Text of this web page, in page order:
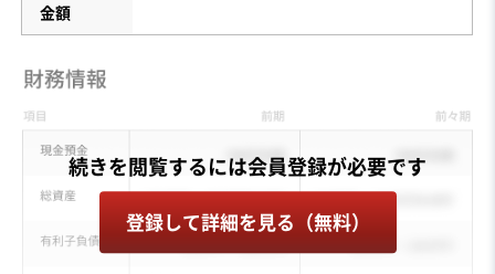
金額
登録して詳細を見る（無料）